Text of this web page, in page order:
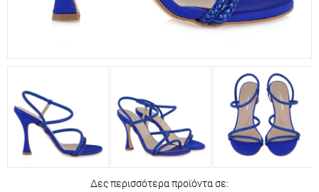
Δες περισσότερα προϊόντα σε: